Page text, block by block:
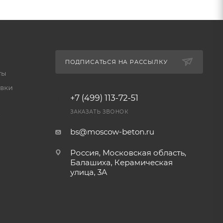
ПОДПИСАТЬСЯ НА РАССЫЛКУ
+7 (499) 113-72-51
ЗАКАЗАТЬ ЗВОНОК
bs@moscow-beton.ru
Россия, Московская область,
Балашиха, Керамическая
улица, 3А